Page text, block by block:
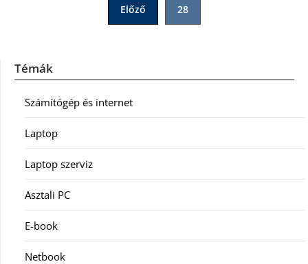
Előző 28
Témák
Számítógép és internet
Laptop
Laptop szerviz
Asztali PC
E-book
Netbook